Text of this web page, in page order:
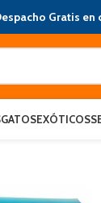
Gratis
GATOSEXÓTICOS